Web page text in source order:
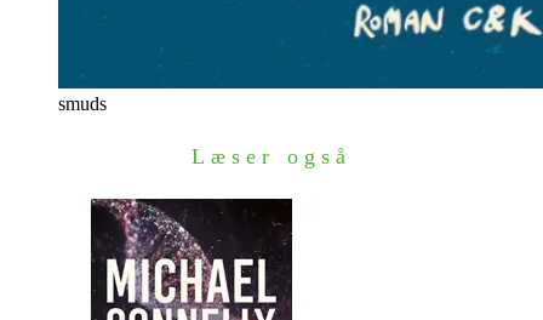
smuds
Læser også